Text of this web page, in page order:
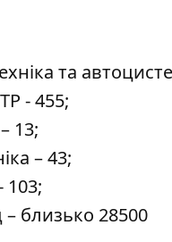
та
- 455;
13;
– 43;
103;
близько 28500